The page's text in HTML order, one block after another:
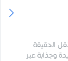
سنة 2019 تُحاول نقل الحقيقة
وجذابة عبر